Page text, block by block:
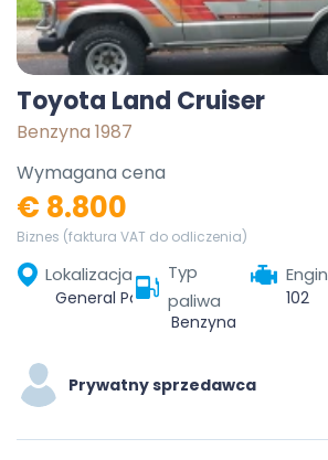
Toyota Land Cruiser
Benzyna 1987
Wymagana cena
€ 8.800
Biznes (faktura VAT do odliczenia)
Lokalizacja
General Parcenary of Gipuzkoa and Alava, Gipuzkoa, Autonomous Community of the Basque Country, Spain
Typ
paliwa
Benzyna
102
Prywatny sprzedawca